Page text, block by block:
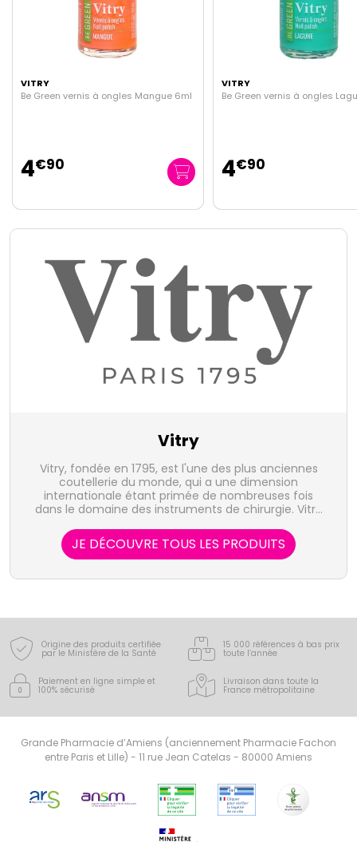
6ml
Be Green vernis à ongles Lagune 6ml
Be Green
Vitry
Vitry, fondée en 1795, est l'une des plus anciennes
coutellerie du monde, qui a une dimension
internationale étant primée de nombreuses fois
dans le domaine des instruments de chirurgie. Vitry
manucure-pédicure en inox garantis à vie. Vitry a
également développé une ligne de produits
cosmétiques complémentaires à l'accessoire.
JE DÉCOUVRE TOUS LES PRODUITS
Origine des produits certifiée
par le Ministère de la Santé
15 000 références à bas prix
toute l’année
Paiement en ligne simple et
100% sécurisé
Livraison dans toute la
France métropolitaine
Grande Pharmacie d’Amiens (anciennement Pharmacie Fachon
entre Paris et Lille) - 11 rue Jean Catelas - 80000 Amiens